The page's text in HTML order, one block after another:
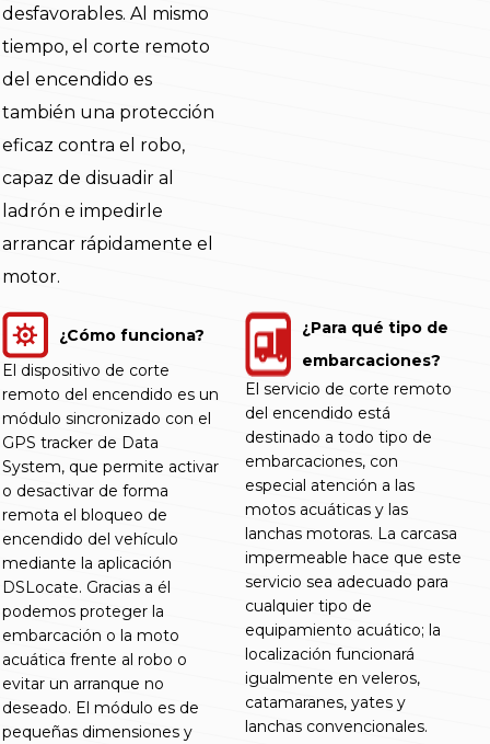
desfavorables. Al mismo
tiempo, el corte remoto
del encendido es
también una protección
eficaz contra el robo,
capaz de disuadir al
ladrón e impedirle
arrancar rápidamente el
motor.
¿Cómo funciona?
El dispositivo de corte
remoto del encendido es un
módulo sincronizado con el
GPS tracker de Data
System, que permite activar
o desactivar de forma
remota el bloqueo de
encendido del vehículo
mediante la aplicación
DSLocate. Gracias a él
podemos proteger la
embarcación o la moto
acuática frente al robo o
evitar un arranque no
deseado. El módulo es de
pequeñas dimensiones y
¿Para qué tipo de
embarcaciones?
El servicio de corte remoto
del encendido está
destinado a todo tipo de
embarcaciones, con
especial atención a las
motos acuáticas y las
lanchas motoras. La carcasa
impermeable hace que este
servicio sea adecuado para
cualquier tipo de
equipamiento acuático; la
localización funcionará
igualmente en veleros,
catamaranes, yates y
lanchas convencionales.